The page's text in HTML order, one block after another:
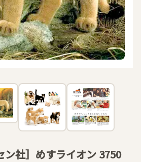
ン社］めすライオン 3750